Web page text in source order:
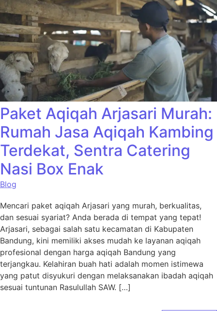
Paket Aqiqah Arjasari Murah:
Rumah Jasa Aqiqah Kambing
Terdekat, Sentra Catering
Nasi Box Enak
Blog
Mencari paket aqiqah Arjasari yang murah, berkualitas,
dan sesuai syariat? Anda berada di tempat yang tepat!
Arjasari, sebagai salah satu kecamatan di Kabupaten
Bandung, kini memiliki akses mudah ke layanan aqiqah
profesional dengan harga aqiqah Bandung yang
terjangkau. Kelahiran buah hati adalah momen istimewa
yang patut disyukuri dengan melaksanakan ibadah aqiqah
sesuai tuntunan Rasulullah SAW. […]